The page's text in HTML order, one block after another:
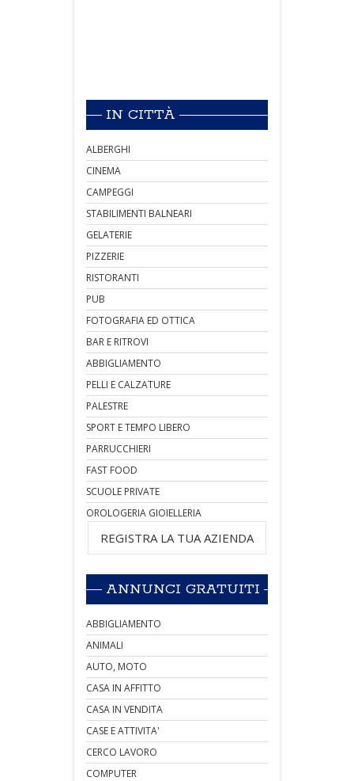
IN CITTÀ
ALBERGHI
CINEMA
CAMPEGGI
STABILIMENTI BALNEARI
GELATERIE
PIZZERIE
RISTORANTI
PUB
FOTOGRAFIA ED OTTICA
BAR E RITROVI
ABBIGLIAMENTO
PELLI E CALZATURE
PALESTRE
SPORT E TEMPO LIBERO
PARRUCCHIERI
FAST FOOD
SCUOLE PRIVATE
OROLOGERIA GIOIELLERIA
REGISTRA LA TUA AZIENDA
ANNUNCI GRATUITI
ABBIGLIAMENTO
ANIMALI
AUTO, MOTO
CASA IN AFFITTO
CASA IN VENDITA
CASE E ATTIVITA'
CERCO LAVORO
COMPUTER